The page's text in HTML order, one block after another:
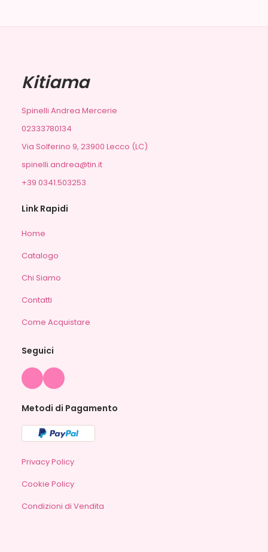
Kitiama
Spinelli Andrea Mercerie
02333780134
Via Solferino 9, 23900 Lecco (LC)
spinelli.andrea@tin.it
+39 0341.503253
Link Rapidi
Home
Catalogo
Chi Siamo
Contatti
Come Acquistare
Seguici
Metodi di Pagamento
Privacy Policy
Cookie Policy
Condizioni di Vendita